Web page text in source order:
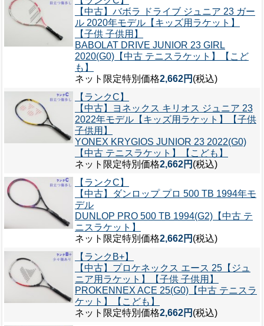
【中古】バボラ ドライブ ジュニア 23 ガー
ル 2020年モデル【キッズ用ラケット】
【子供 子供用】
BABOLAT DRIVE JUNIOR 23 GIRL
2020(G0)【中古 テニスラケット】【こど
も】
ネット限定特別価格2,662円 (税込)
【ランクC】
【中古】ヨネックス キリオス ジュニア 23
2022年モデル【キッズ用ラケット】【子供
子供用】
YONEX KRYGIOS JUNIOR 23 2022(G0)
【中古 テニスラケット】【こども】
ネット限定特別価格2,662円 (税込)
【ランクC】
【中古】ダンロップ プロ 500 TB 1994年モ
デル
DUNLOP PRO 500 TB 1994(G2)【中古 テ
ニスラケット】
ネット限定特別価格2,662円 (税込)
【ランクB+】
【中古】プロケネックス エース 25【ジュ
ニア用ラケット】【子供 子供用】
PROKENNEX ACE 25(G0)【中古 テニスラ
ケット】【こども】
ネット限定特別価格2,662円 (税込)